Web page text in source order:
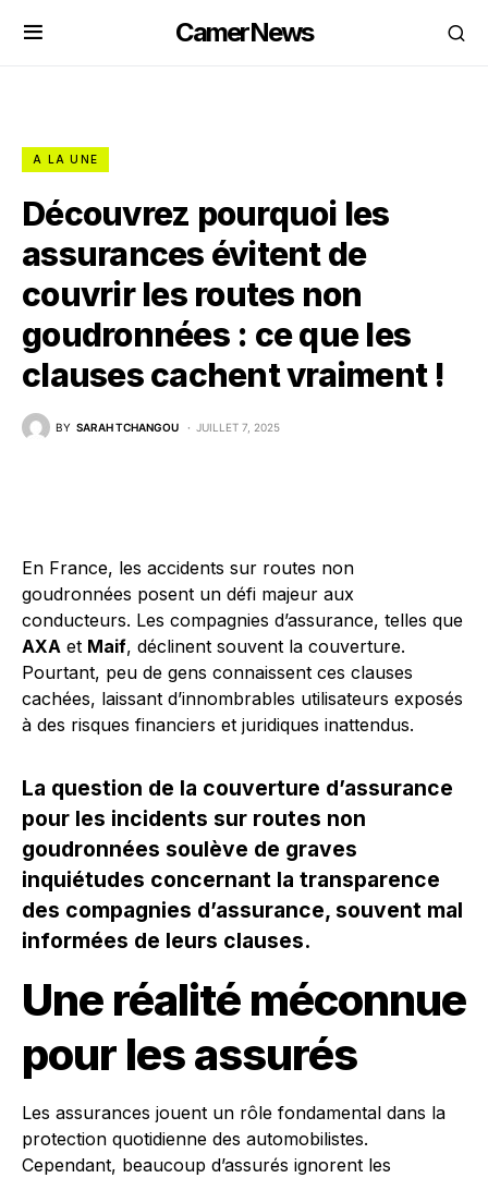
CamerNews
A LA UNE
Découvrez pourquoi les
assurances évitent de
couvrir les routes non
goudronnées : ce que les
clauses cachent vraiment !
BY SARAH TCHANGOU JUILLET 7, 2025
En France, les accidents sur routes non
goudronnées posent un défi majeur aux
conducteurs. Les compagnies d’assurance, telles que
AXA et Maif, déclinent souvent la couverture.
Pourtant, peu de gens connaissent ces clauses
cachées, laissant d’innombrables utilisateurs exposés
à des risques financiers et juridiques inattendus.
La question de la couverture d’assurance
pour les incidents sur routes non
goudronnées soulève de graves
inquiétudes concernant la transparence
des compagnies d’assurance, souvent mal
informées de leurs clauses.
Une réalité méconnue
pour les assurés
Les assurances jouent un rôle fondamental dans la
protection quotidienne des automobilistes.
Cependant, beaucoup d’assurés ignorent les